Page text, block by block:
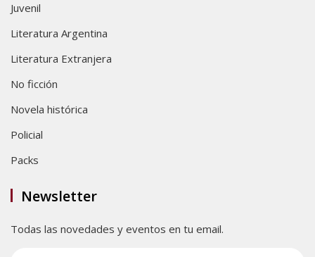
Juvenil
Literatura Argentina
Literatura Extranjera
No ficción
Novela histórica
Policial
Packs
Newsletter
Todas las novedades y eventos en tu email.